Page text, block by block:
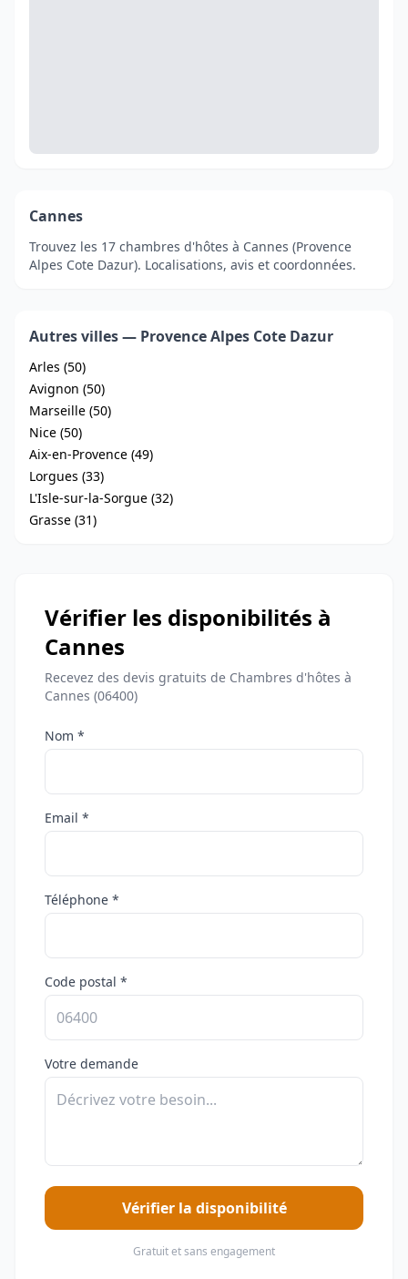
Cannes
Trouvez les 17 chambres d'hôtes à Cannes (Provence
Alpes Cote Dazur). Localisations, avis et coordonnées.
Autres villes — Provence Alpes Cote Dazur
Arles (50)
Avignon (50)
Marseille (50)
Nice (50)
Aix-en-Provence (49)
Lorgues (33)
L'Isle-sur-la-Sorgue (32)
Grasse (31)
Vérifier les disponibilités à
Cannes
Recevez des devis gratuits de Chambres d'hôtes à
Cannes (06400)
Nom *
Email *
Téléphone *
Code postal *
Votre demande
Vérifier la disponibilité
Gratuit et sans engagement